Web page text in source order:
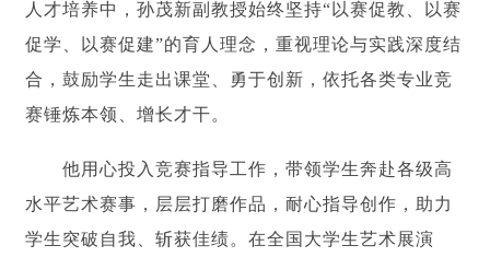
人才培养中，孙茂新副教授始终坚持“以赛促教、以赛
促学、以赛促建”的育人理念，重视理论与实践深度结
合，鼓励学生走出课堂、勇于创新，依托各类专业竞
赛锤炼本领、增长才干。
他用心投入竞赛指导工作，带领学生奔赴各级高
水平艺术赛事，层层打磨作品，耐心指导创作，助力
学生突破自我、斩获佳绩。在全国大学生艺术展演